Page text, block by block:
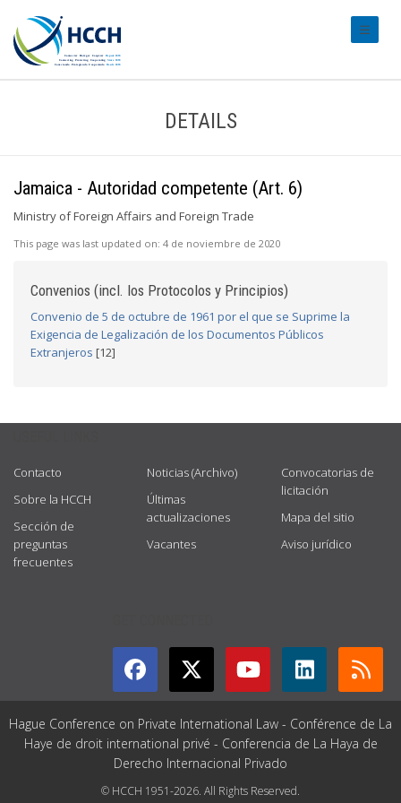
DETAILS
Jamaica - Autoridad competente (Art. 6)
Ministry of Foreign Affairs and Foreign Trade
This page was last updated on: 4 de noviembre de 2020
Convenios (incl. los Protocolos y Principios)
Convenio de 5 de octubre de 1961 por el que se Suprime la
Exigencia de Legalización de los Documentos Públicos
Extranjeros [12]
Contacto
Sobre la HCCH
Sección de
preguntas
frecuentes
Noticias (Archivo)
Últimas
actualizaciones
Vacantes
Convocatorias de
licitación
Mapa del sitio
Aviso jurídico
Hague Conference on Private International Law - Conférence de La
Haye de droit international privé - Conferencia de La Haya de
Derecho Internacional Privado
© HCCH 1951-2026. All Rights Reserved.